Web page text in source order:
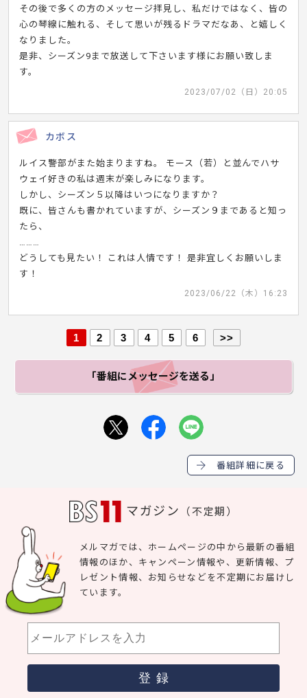
その後で多くの方のメッセージ拝見し、私だけではなく、皆の
心の琴線に触れる、そして思いが残るドラマだなあ、と嬉しく
なりました。
是非、シーズン9まで放送して下さいます様にお願い致しま
す。
2023/07/02（日）20:05
カボス
ルイス警部がまた始まりますね。 モース（若）と並んでハサ
ウェイ好きの私は週末が楽しみになります。
しかし、シーズン５以降はいつになりますか？
既に、皆さんも書かれていますが、シーズン９まであると知っ
たら、
どうしても見たい！ これは人情です！ 是非宜しくお願いしま
す！
2023/06/22（木）16:23
1 2 3 4 5 6 >>
「番組にメッセージを送る」
番組詳細に戻る
マガジン （不定期）
メルマガでは、ホームページの中から最新の番組
情報のほか、キャンペーン情報や、更新情報、プ
レゼント情報、お知らせなどを不定期にお届けし
ています。